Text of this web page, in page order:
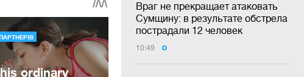
Враг не прекращает атаковать
Сумщину: в результате обстрела
пострадали 12 человек
10:49